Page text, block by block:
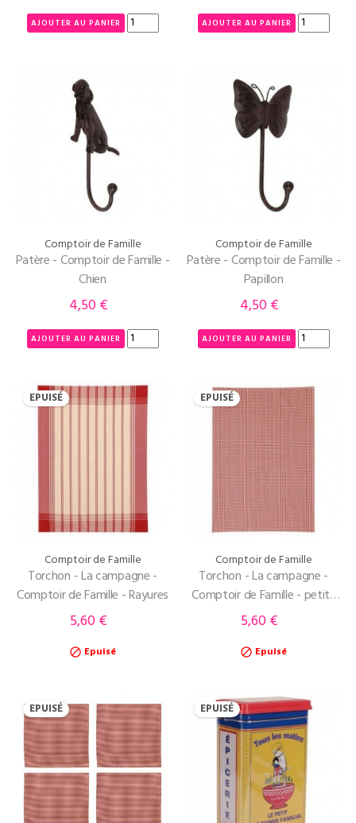
AJOUTER AU PANIER AJOUTER AU PANIER
Comptoir de Famille
Patère - Comptoir de Famille -
Chien
Prix
4,50 €
AJOUTER AU PANIER
Comptoir de Famille
Patère - Comptoir de Famille -
Papillon
Prix
4,50 €
AJOUTER AU PANIER
EPUISÉ
Comptoir de Famille
Torchon - La campagne -
Comptoir de Famille - Rayures
Prix
5,60 €
 Epuisé
EPUISÉ
Comptoir de Famille
Torchon - La campagne -
Comptoir de Famille - petits
carreaux
Prix
5,60 €
 Epuisé
EPUISÉ EPUISÉ